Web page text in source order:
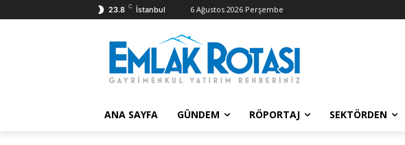
23.8 C İstanbul 6 Ağustos 2026 Perşembe
ANA SAYFA GÜNDEM RÖPORTAJ SEKTÖRDEN